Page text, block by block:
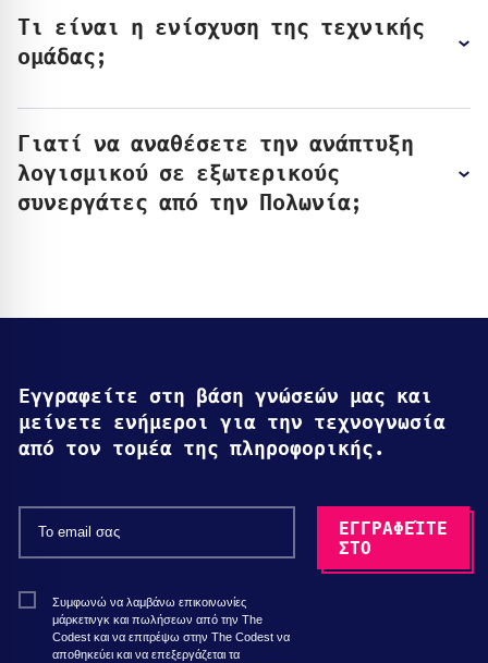
Τι είναι η ενίσχυση της τεχνικής
ομάδας;
Γιατί να αναθέσετε την ανάπτυξη
λογισμικού σε εξωτερικούς
συνεργάτες από την Πολωνία;
Εγγραφείτε στη βάση γνώσεών μας και
μείνετε ενήμεροι για την τεχνογνωσία
από τον τομέα της πληροφορικής.
Συμφωνώ να λαμβάνω επικοινωνίες
μάρκετινγκ και πωλήσεων από την The
Codest και να επιτρέψω στην The Codest να
αποθηκεύει και να επεξεργάζεται τα